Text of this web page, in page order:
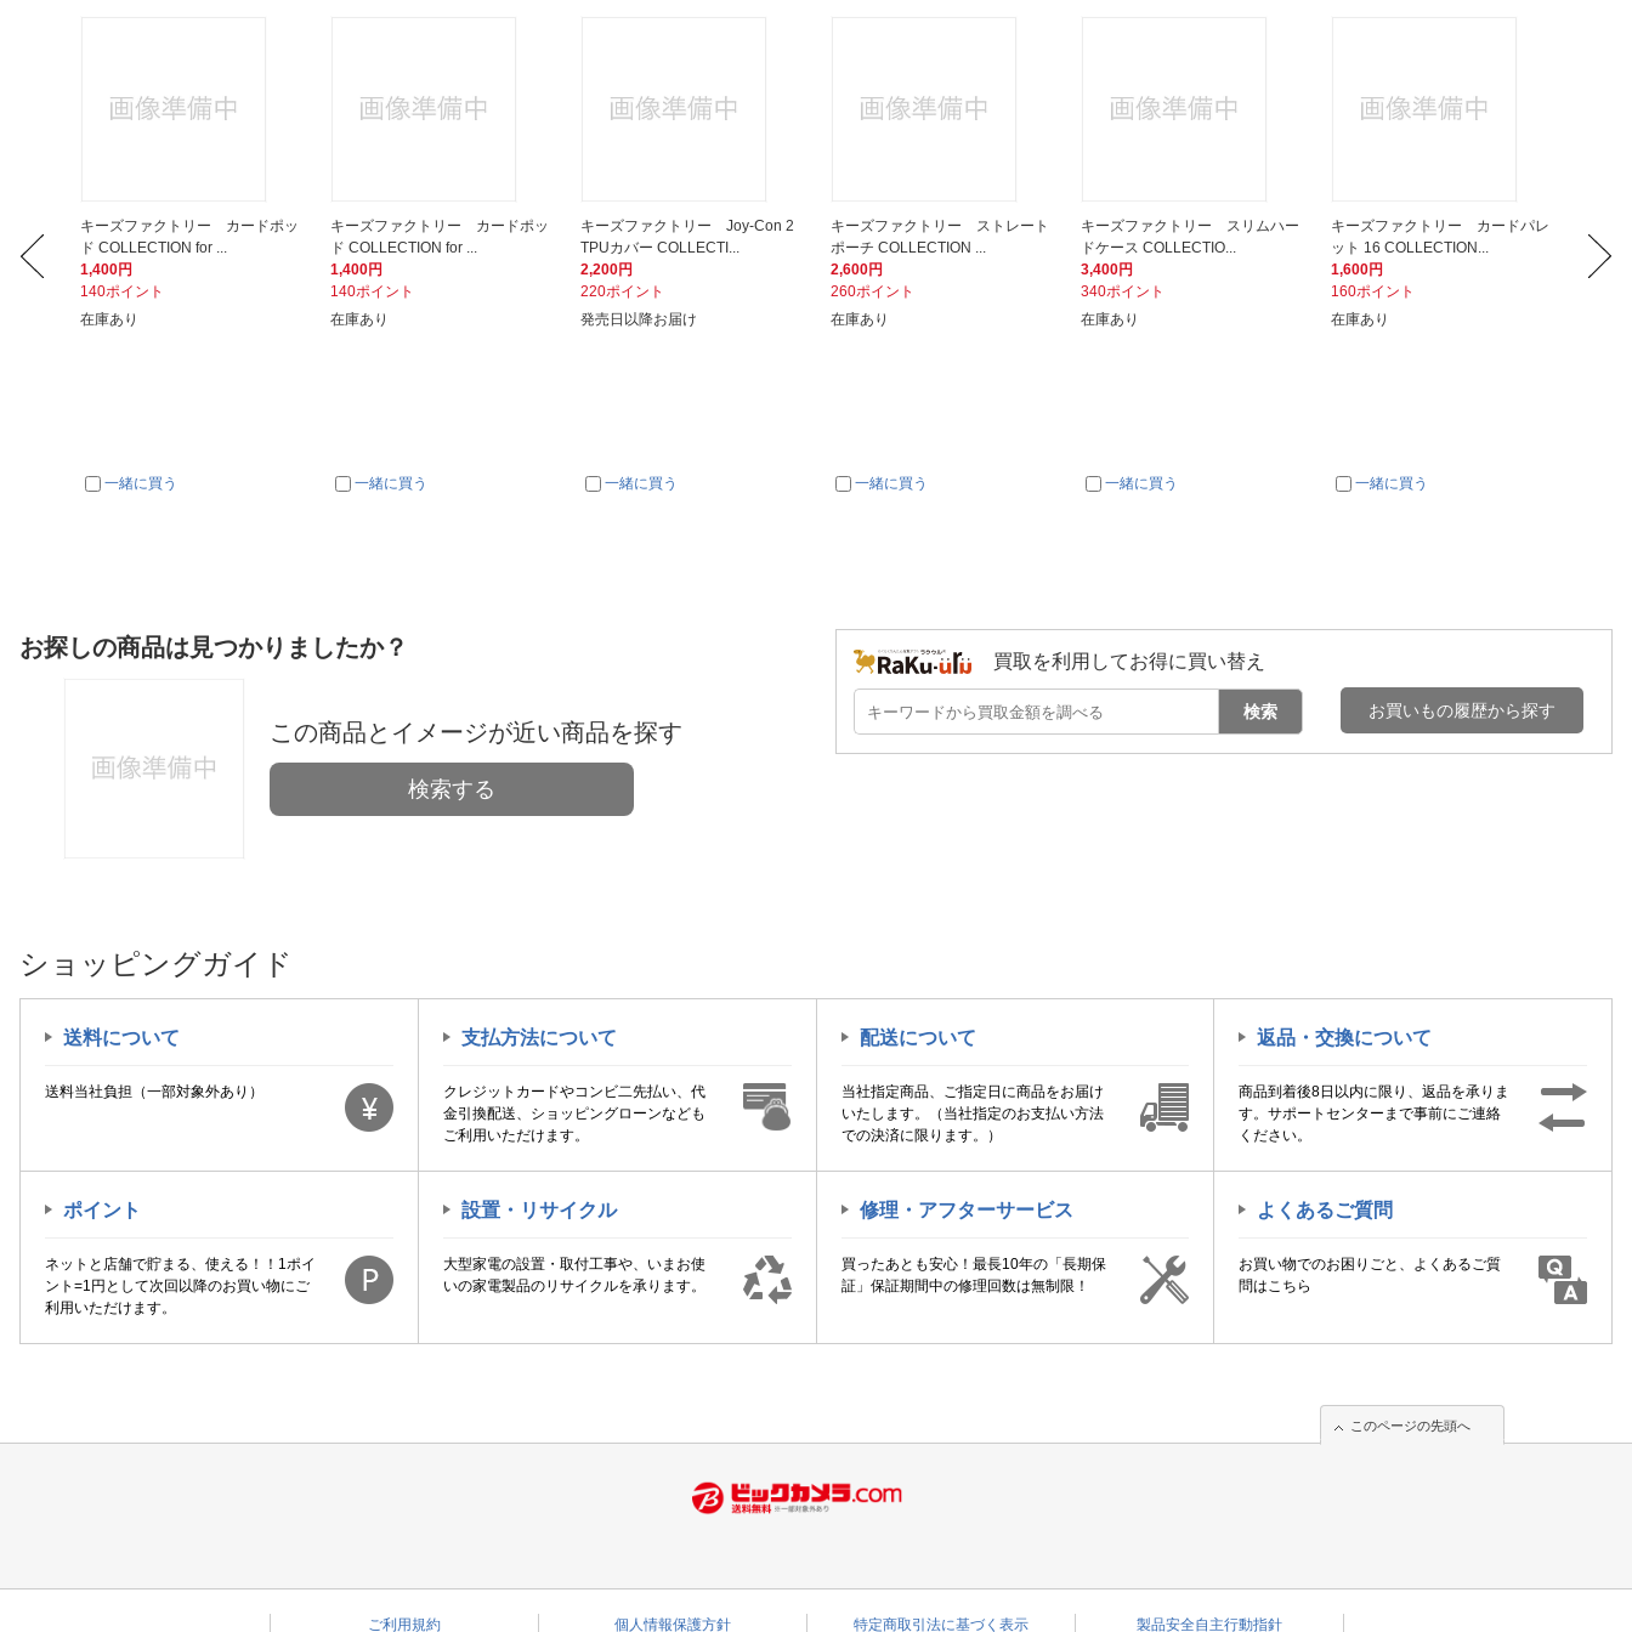
キーズファクトリー カードポッ
ド COLLECTION for ...
1,400円
140ポイント
在庫あり
一緒に買う
キーズファクトリー カードポッ
ド COLLECTION for ...
1,400円
140ポイント
在庫あり
一緒に買う
キーズファクトリー Joy-Con 2
TPUカバー COLLECTI...
2,200円
220ポイント
発売日以降お届け
一緒に買う
キーズファクトリー ストレート
ポーチ COLLECTION ...
2,600円
260ポイント
在庫あり
一緒に買う
キーズファクトリー スリムハー
ドケース COLLECTIO...
3,400円
340ポイント
在庫あり
一緒に買う
キーズファクトリー カードパレ
ット 16 COLLECTION...
1,600円
160ポイント
在庫あり
一緒に買う
バー
3,500円
お探しの商品は見つかりましたか？
この商品とイメージが近い商品を探す
検索する
買取を利用してお得に買い替え
検索 お買いもの履歴から探す
ショッピングガイド
送料について
送料当社負担（一部対象外あり）
支払方法について
クレジットカードやコンビ二先払い、代
金引換配送、ショッピングローンなども
ご利用いただけます。
配送について
当社指定商品、ご指定日に商品をお届け
いたします。（当社指定のお支払い方法
での決済に限ります。）
返品・交換について
商品到着後8日以内に限り、返品を承りま
す。サポートセンターまで事前にご連絡
ください。
ポイント
ネットと店舗で貯まる、使える！！1ポイ
ント=1円として次回以降のお買い物にご
利用いただけます。
設置・リサイクル
大型家電の設置・取付工事や、いまお使
いの家電製品のリサイクルを承ります。
修理・アフターサービス
買ったあとも安心！最長10年の「長期保
証」保証期間中の修理回数は無制限！
よくあるご質問
お買い物でのお困りごと、よくあるご質
問はこちら
このページの先頭へ
このページの先頭へ
ご利用規約 個人情報保護方針 特定商取引法に基づく表示 製品安全自主行動指針